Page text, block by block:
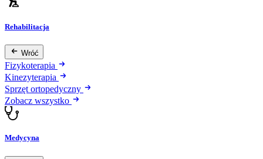
Rehabilitacja
Wróć
Fizykoterapia
Kinezyterapia
Sprzęt ortopedyczny
Zobacz wszystko
Medycyna